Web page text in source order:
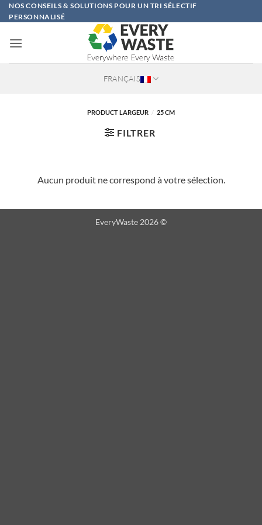
Passer
au
NOS CONSEILS & SOLUTIONS POUR UN TRI SÉLECTIF
PERSONNALISÉ
FRANÇAIS
PRODUCT LARGEUR / 25 CM
FILTRER
Aucun produit ne correspond à votre sélection.
EveryWaste 2026 ©